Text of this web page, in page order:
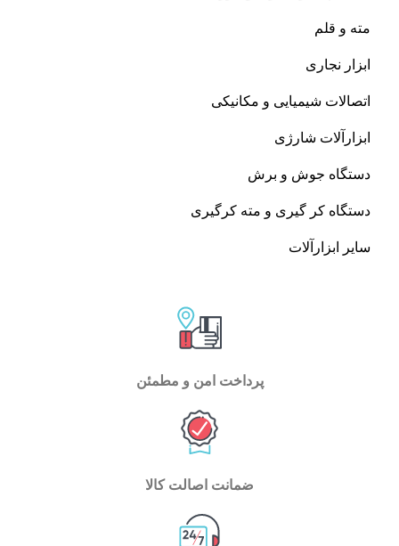
مته و قلم
ابزار نجاری
اتصالات شیمیایی و مکانیکی
ابزارآلات شارژی
دستگاه جوش و برش
دستگاه کر گیری و مته کرگیری
سایر ابزارآلات
پرداخت امن و مطمئن
ضمانت اصالت کالا